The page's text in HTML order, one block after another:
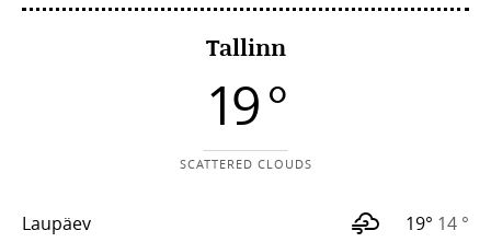
Tallinn
19 °
SCATTERED CLOUDS
Laupäev 19° 14 °